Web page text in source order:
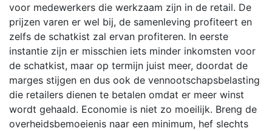
voor medewerkers die werkzaam zijn in de retail. De
prijzen varen er wel bij, de samenleving profiteert en
zelfs de schatkist zal ervan profiteren. In eerste
instantie zijn er misschien iets minder inkomsten voor
de schatkist, maar op termijn juist meer, doordat de
marges stijgen en dus ook de vennootschapsbelasting
die retailers dienen te betalen omdat er meer winst
wordt gehaald. Economie is niet zo moeilijk. Breng de
overheidsbemoeienis naar een minimum, hef slechts